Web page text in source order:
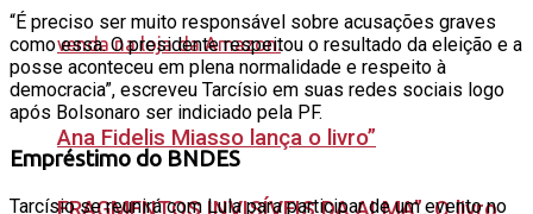
Ana Fidelis Miasso lança o livro”
“É preciso ser muito responsável sobre acusações graves
como essa. O presidente respeitou o resultado da eleição e a
posse aconteceu em plena normalidade e respeito à
democracia”, escreveu Tarcísio em suas redes sociais logo
após Bolsonaro ser indiciado pela PF.
Empréstimo do BNDES
Tarcísio se reunirá com Lula para participar de um evento no